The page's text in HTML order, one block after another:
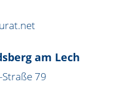
am Lech
79